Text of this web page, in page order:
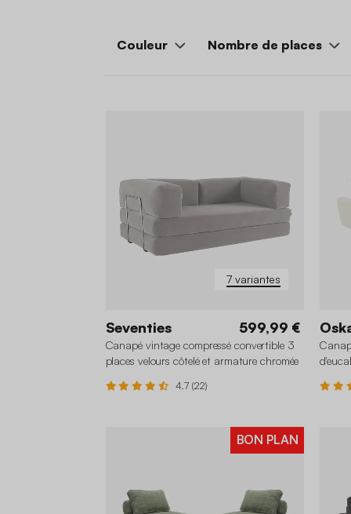
Couleur Nombre de places
7 variantes
Seventies 599,99 €
Canapé vintage compressé convertible 3
places velours côtelé et armature chromée
4.7 (22)
BON PLAN